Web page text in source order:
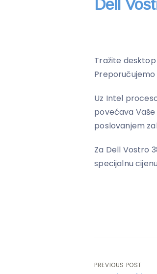
Dell
Tražite
Uz Intel
povećava
poslovanjem
Za Dell Vostro
specijalnu
Post
PREVIOUS POST